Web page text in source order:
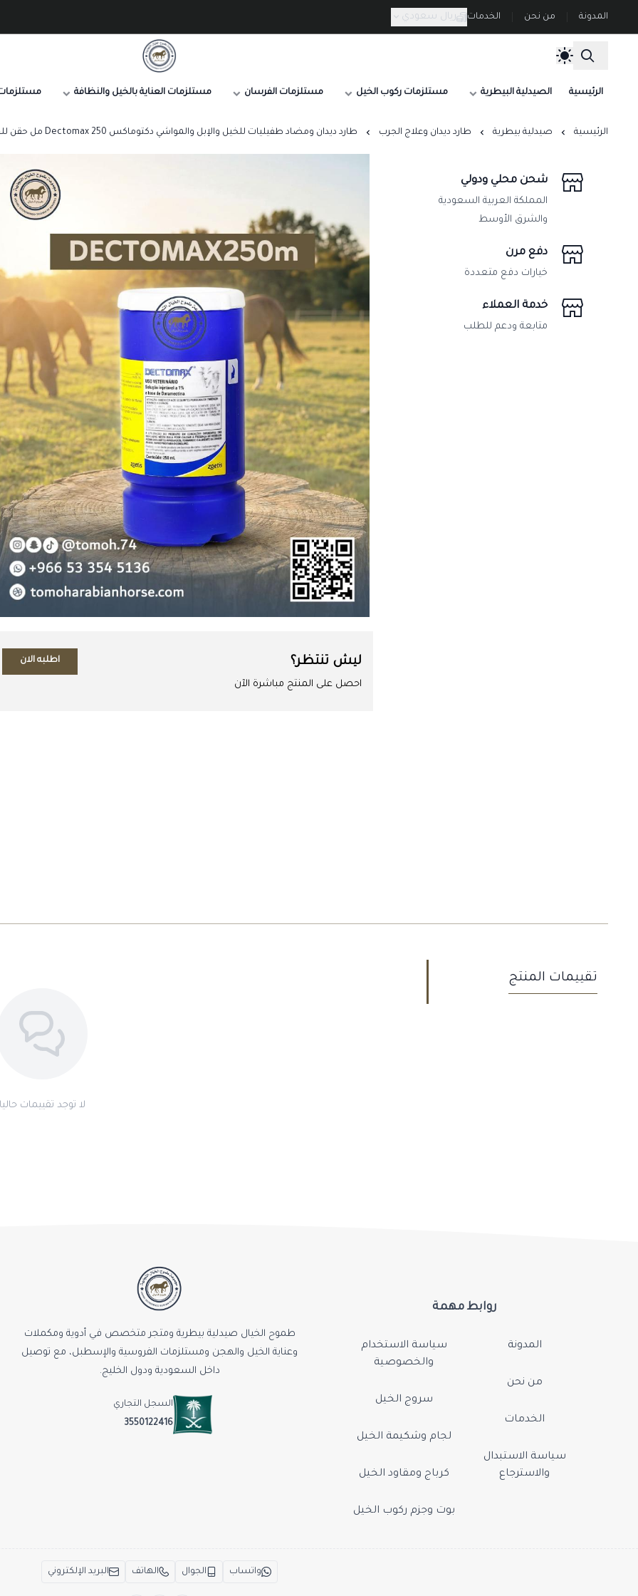
المدونة من نحن الخدمات ريال سعودي
صيدلية طموح الخيال البيطرية
الرئيسية الصيدلية البيطرية مستلزمات ركوب الخيل مستلزمات الفرسان مستلزمات العناية بالخيل والنظافة مستلزمات
الرئيسية صيدلية بيطرية طارد ديدان وعلاج الجرب طارد ديدان ومضاد طفيليات للخيل والإبل والمواشي دكتوماكس Dectomax 250 مل حقن للجرب والقراد
ليش تنتظر؟
احصل على المنتج مباشرة الآن
اطلبه الان
شحن محلي ودولي
المملكة العربية السعودية
والشرق الأوسط
دفع مرن
خيارات دفع متعددة
خدمة العملاء
متابعة ودعم للطلب
تقييمات المنتج
لا توجد تقييمات حاليا
روابط مهمة
المدونة
من نحن
الخدمات
سياسة الاستبدال
والاسترجاع
سياسة الاستخدام
والخصوصية
سروج الخيل
لجام وشكيمة الخيل
كرباج ومقاود الخيل
بوت وجزم ركوب الخيل
طموح الخيال صيدلية بيطرية ومتجر متخصص في أدوية ومكملات
وعناية الخيل والهجن ومستلزمات الفروسية والإسطبل، مع توصيل
داخل السعودية ودول الخليج.
السجل التجاري
3550122416
واتساب الجوال الهاتف البريد الإلكتروني